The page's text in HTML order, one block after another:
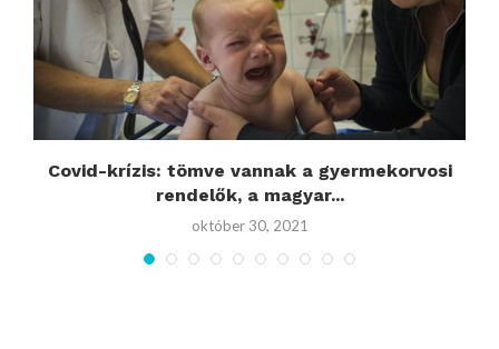
Covid-krízis: tömve vannak a gyermekorvosi
rendelők, a magyar...
október 30, 2021